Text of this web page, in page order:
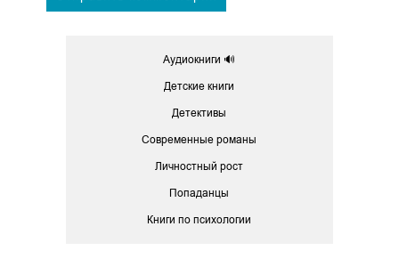
Аудиокниги 🔊
Детские книги
Детективы
Современные романы
Личностный рост
Попаданцы
Книги по психологии